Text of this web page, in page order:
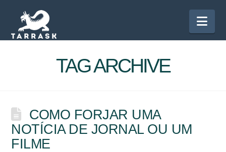
TAG ARCHIVE
COMO FORJAR UMA
NOTÍCIA DE JORNAL OU UM
FILME